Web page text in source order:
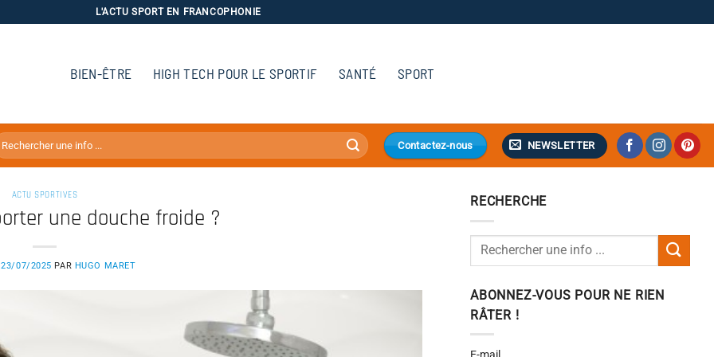
L'ACTU SPORT EN FRANCOPHONIE
BIEN-ÊTRE HIGH TECH POUR LE SPORTIF SANTÉ SPORT
Contactez-nous NEWSLETTER
ACTU SPORTIVES
une douche froide ?
23/07/2025 PAR HUGO MARET
RECHERCHE
ABONNEZ-VOUS POUR NE RIEN
RÂTER !